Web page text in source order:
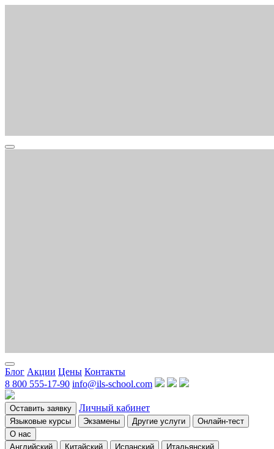
Блог Акции Цены Контакты
8 800 555-17-90 info@ils-school.com
Оставить заявку Личный кабинет
Языковые курсы Экзамены Другие услуги
Онлайн-тест
О нас
Английский
Китайский Испанский
Итальянский